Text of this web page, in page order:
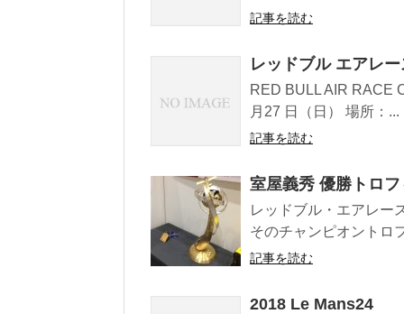
記事を読む
レッドブル エアレ
RED BULL AIR RACE
月27 日（日） 場所：...
記事を読む
室屋義秀 優勝トロフ
レッドブル・エアレー
そのチャンピオントロ
記事を読む
2018 Le Mans24